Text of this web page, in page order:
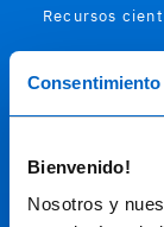
Consentimiento
Bienvenido!
Nosotros y
Recursos
Audiovisual
Espacio de